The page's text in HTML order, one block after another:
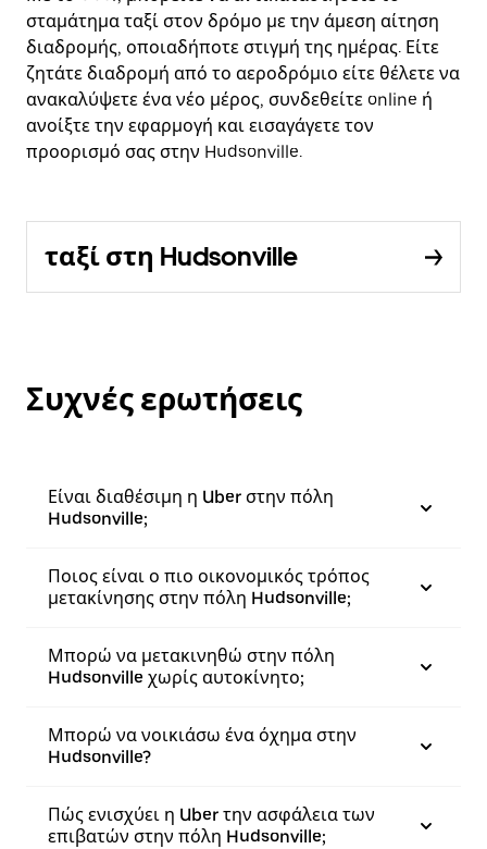
σταμάτημα ταξί στον δρόμο με την άμεση αίτηση
διαδρομής, οποιαδήποτε στιγμή της ημέρας. Είτε
ζητάτε διαδρομή από το αεροδρόμιο είτε θέλετε να
ανακαλύψετε ένα νέο μέρος, συνδεθείτε online ή
ανοίξτε την εφαρμογή και εισαγάγετε τον
προορισμό σας στην Hudsonville.
ταξί στη Hudsonville
Συχνές ερωτήσεις
Είναι διαθέσιμη η Uber στην πόλη
Hudsonville;
Ποιος είναι ο πιο οικονομικός τρόπος
μετακίνησης στην πόλη Hudsonville;
Μπορώ να μετακινηθώ στην πόλη
Hudsonville χωρίς αυτοκίνητο;
Μπορώ να νοικιάσω ένα όχημα στην
Hudsonville?
Πώς ενισχύει η Uber την ασφάλεια των
επιβατών στην πόλη Hudsonville;